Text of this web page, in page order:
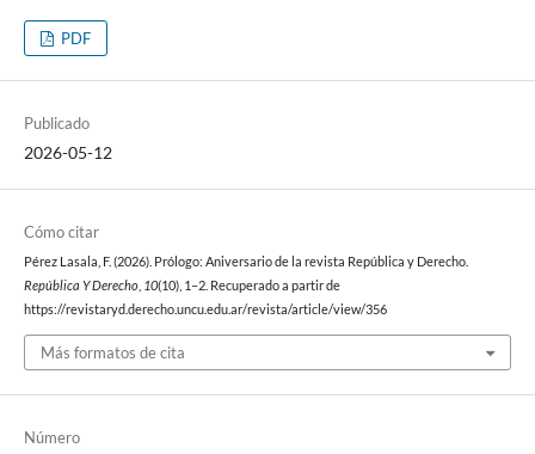
PDF
Publicado
2026-05-12
Cómo citar
Pérez Lasala, F. (2026). Prólogo: Aniversario de la revista República y Derecho.
República Y Derecho, 10(10), 1–2. Recuperado a partir de
https://revistaryd.derecho.uncu.edu.ar/revista/article/view/356
Más formatos de cita
Número